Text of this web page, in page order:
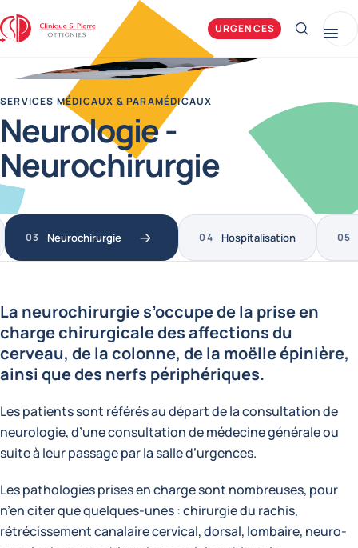
Clinique Saint-Pierre Ottignies URGENCES Afficher
SERVICES MÉDICAUX & PARAMÉDICAUX
Neurologie -
Neurochirurgie
Neurochirurgie Hospitalisation
La neurochirurgie s’occupe de la prise en
charge chirurgicale des affections du
cerveau, de la colonne, de la moëlle épinière,
ainsi que des nerfs périphériques.
Les patients sont référés au départ de la consultation de
neurologie, d’une consultation de médecine générale ou
suite à leur passage par la salle d’urgences.
Les pathologies prises en charge sont nombreuses, pour
n’en citer que quelques-unes : chirurgie du rachis,
rétrécissement canalaire cervical, dorsal, lombaire, neuro-